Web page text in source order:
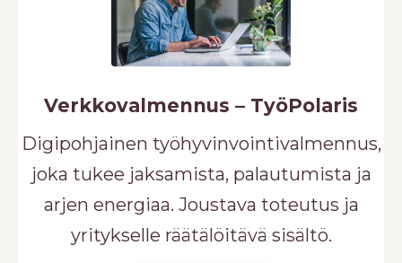
Verkkovalmennus – TyöPolaris
Digipohjainen työhyvinvointivalmennus,
joka tukee jaksamista, palautumista ja
arjen energiaa. Joustava toteutus ja
yritykselle räätälöitävä sisältö.